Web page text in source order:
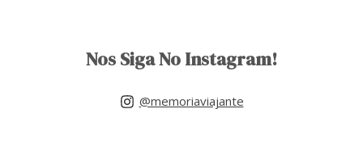
Nos Siga No Instagram!
@memoriaviajante